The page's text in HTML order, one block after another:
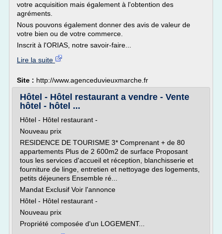
votre acquisition mais également à l'obtention des
agréments.
Nous pouvons également donner des avis de valeur de
votre bien ou de votre commerce.
Inscrit à l'ORIAS, notre savoir-faire...
Lire la suite
Site : http://www.agenceduvieuxmarche.fr
Hôtel - Hôtel restaurant a vendre - Vente
hôtel - hôtel ...
Hôtel - Hôtel restaurant -
Nouveau prix
RESIDENCE DE TOURISME 3* Comprenant + de 80
appartements Plus de 2 600m2 de surface Proposant
tous les services d'accueil et réception, blanchisserie et
fourniture de linge, entretien et nettoyage des logements,
petits déjeuners Ensemble ré...
Mandat Exclusif Voir l'annonce
Hôtel - Hôtel restaurant -
Nouveau prix
Propriété composée d'un LOGEMENT...